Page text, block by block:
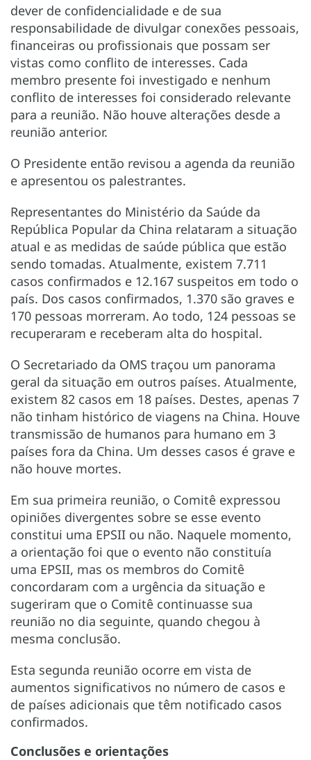
dever de confidencialidade e de sua
responsabilidade de divulgar conexões pessoais,
financeiras ou profissionais que possam ser
vistas como conflito de interesses. Cada
membro presente foi investigado e nenhum
conflito de interesses foi considerado relevante
para a reunião. Não houve alterações desde a
reunião anterior.
O Presidente então revisou a agenda da reunião
e apresentou os palestrantes.
Representantes do Ministério da Saúde da
República Popular da China relataram a situação
atual e as medidas de saúde pública que estão
sendo tomadas. Atualmente, existem 7.711
casos confirmados e 12.167 suspeitos em todo o
país. Dos casos confirmados, 1.370 são graves e
170 pessoas morreram. Ao todo, 124 pessoas se
recuperaram e receberam alta do hospital.
O Secretariado da OMS traçou um panorama
geral da situação em outros países. Atualmente,
existem 82 casos em 18 países. Destes, apenas 7
não tinham histórico de viagens na China. Houve
transmissão de humanos para humano em 3
países fora da China. Um desses casos é grave e
não houve mortes.
Em sua primeira reunião, o Comitê expressou
opiniões divergentes sobre se esse evento
constitui uma EPSII ou não. Naquele momento,
a orientação foi que o evento não constituía
uma EPSII, mas os membros do Comitê
concordaram com a urgência da situação e
sugeriram que o Comitê continuasse sua
reunião no dia seguinte, quando chegou à
mesma conclusão.
Esta segunda reunião ocorre em vista de
aumentos significativos no número de casos e
de países adicionais que têm notificado casos
confirmados.
Conclusões e orientações